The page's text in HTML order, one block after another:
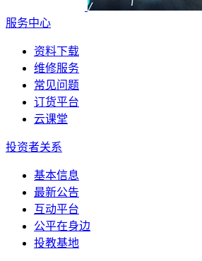
服务中心
资料下载
维修服务
常见问题
订货平台
云课堂
投资者关系
基本信息
最新公告
互动平台
公平在身边
投教基地